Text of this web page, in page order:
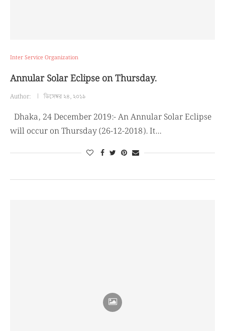
Inter Service Organization
Annular Solar Eclipse on Thursday.
Author: ডিসেম্বর ২৪, ২০১৯
Dhaka, 24 December 2019:- An Annular Solar Eclipse
will occur on Thursday (26-12-2018). It…